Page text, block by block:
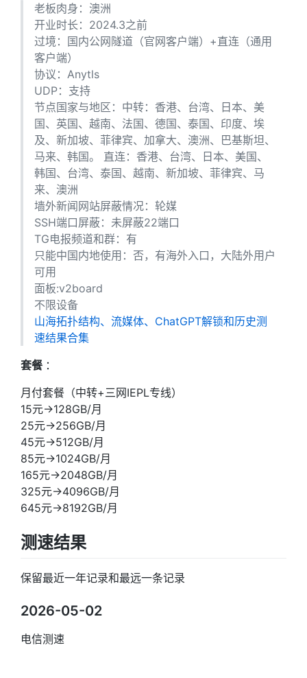
老板肉身：澳洲
开业时长：2024.3之前
过境：国内公网隧道（官网客户端）+直连（通用
客户端）
协议：Anytls
UDP：支持
节点国家与地区：中转：香港、台湾、日本、美
国、英国、越南、法国、德国、泰国、印度、埃
及、新加坡、菲律宾、加拿大、澳洲、巴基斯坦、
马来、韩国。 直连：香港、台湾、日本、美国、
韩国、台湾、泰国、越南、新加坡、菲律宾、马
来、澳洲
墙外新闻网站屏蔽情况：轮媒
SSH端口屏蔽：未屏蔽22端口
TG电报频道和群：有
只能中国内地使用：否，有海外入口，大陆外用户
可用
面板:v2board
不限设备
山海拓扑结构、流媒体、ChatGPT解锁和历史测
速结果合集
套餐 ：
月付套餐（中转+三网IEPL专线）
15元→128GB/月
25元→256GB/月
45元→512GB/月
85元→1024GB/月
165元→2048GB/月
325元→4096GB/月
645元→8192GB/月
测速结果
保留最近一年记录和最远一条记录
2026-05-02
电信测速